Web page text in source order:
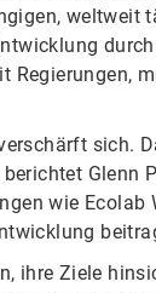
weltweit
sich.
Glenn
wie
ihre Ziele